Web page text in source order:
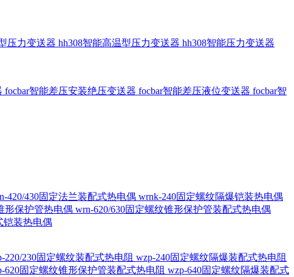
压力变送器 hh308智能高温型压力变送器 hh308智能压力变送器
focbar智能差压安装绝压变送器 focbar智能差压液位变送器 focbar智
420/430固定法兰装配式热电偶 wrnk-240固定螺纹隔爆铠装热电偶
形保护管热电偶 wrn-620/630固定螺纹锥形保护管装配式热电偶
铠装热电偶
220/230固定螺纹装配式热电阻 wzp-240固定螺纹隔爆装配式热电阻
620固定螺纹锥形保护管装配式热电阻 wzp-640固定螺纹隔爆装配式